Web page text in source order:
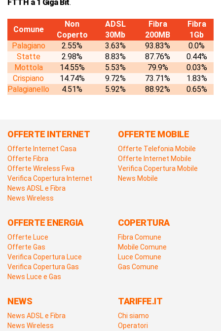
FTTH a 1 Giga Bit.
Comune
Non
Coperto
ADSL
30Mb
Fibra
200MB
Fibra
1Gb
Palagiano
2.55% 3.63% 93.83%
0.0%
Statte
2.98% 8.83% 87.76%
0.44%
Mottola
14.55% 5.53% 79.9%
0.03%
Crispiano
14.74% 9.72% 73.71%
1.83%
Palagianello
4.51% 5.92% 88.92% 0.65%
OFFERTE INTERNET
Offerte Internet Casa
Offerte Fibra
Offerte Wireless Fwa
Verifica Copertura Internet
News ADSL e Fibra
News Wireless
OFFERTE MOBILE
Offerte Telefonia Mobile
Offerte Internet Mobile
Verifica Copertura Mobile
News Mobile
OFFERTE ENERGIA
Offerte Luce
Offerte Gas
Verifica Copertura Luce
Verifica Copertura Gas
News Luce e Gas
COPERTURA
Fibra Comune
Mobile Comune
Luce Comune
Gas Comune
NEWS
News ADSL e Fibra
News Wireless
TARIFFE.IT
Chi siamo
Operatori